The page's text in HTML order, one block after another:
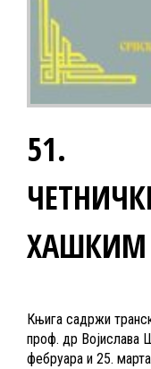
51.
ХАШКИМ
Књига садржи
проф. др
фебруара и 25.